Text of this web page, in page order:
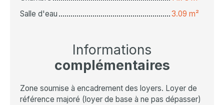
Salle d'eau
3.09 m²
Informations
complémentaires
Zone soumise à encadrement des loyers. Loyer de
référence majoré (loyer de base à ne pas dépasser)